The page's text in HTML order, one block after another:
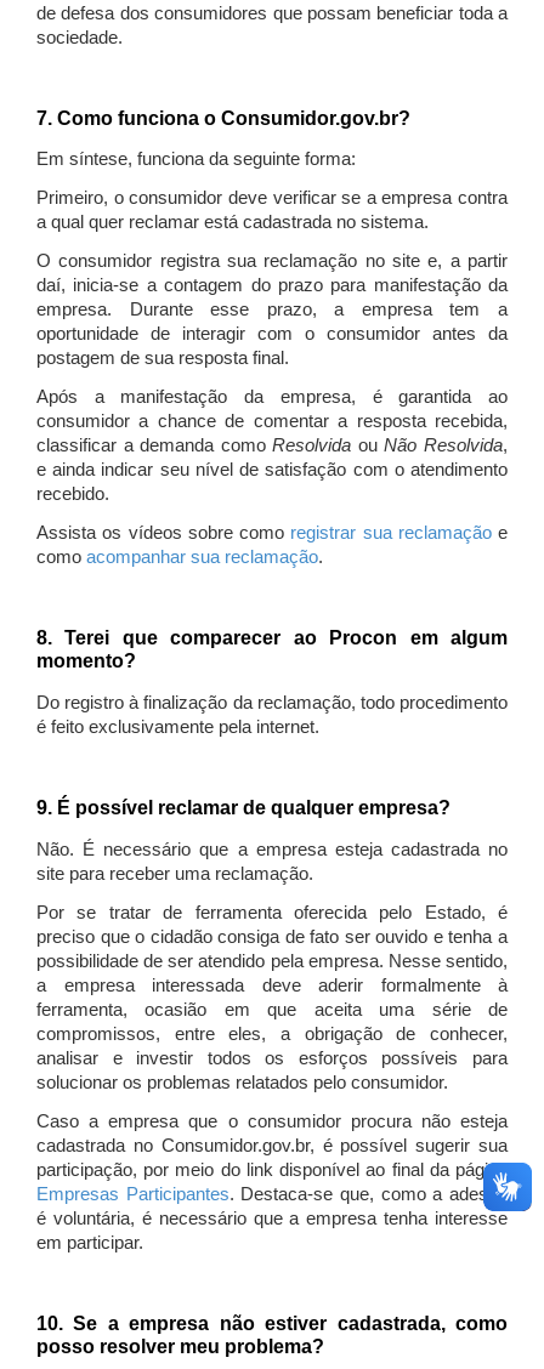
de defesa dos consumidores que possam beneficiar toda a
sociedade.
7. Como funciona o Consumidor.gov.br?
Em síntese, funciona da seguinte forma:
Primeiro, o consumidor deve verificar se a empresa contra
a qual quer reclamar está cadastrada no sistema.
O consumidor registra sua reclamação no site e, a partir
daí, inicia-se a contagem do prazo para manifestação da
empresa. Durante esse prazo, a empresa tem a
oportunidade de interagir com o consumidor antes da
postagem de sua resposta final.
Após a manifestação da empresa, é garantida ao
consumidor a chance de comentar a resposta recebida,
classificar a demanda comoResolvida ouNão Resolvida,
e ainda indicar seu nível de satisfação com o atendimento
recebido.
Assista os vídeos sobre como registrar sua reclamaçãoe
como acompanhar sua reclamação.
8. Terei que comparecer ao Procon em algum
momento?
Do registro à finalização da reclamação, todo procedimento
é feito exclusivamente pela internet.
9. É possível reclamar de qualquer empresa?
Não. É necessário que a empresa esteja cadastrada no
site para receber uma reclamação.
Por se tratar de ferramenta oferecida pelo Estado, é
preciso que o cidadão consiga de fato ser ouvido e tenha a
possibilidade de ser atendido pela empresa. Nesse sentido,
a empresa interessada deve aderir formalmente à
ferramenta, ocasião em que aceita uma série de
compromissos, entre eles, a obrigação de conhecer,
analisar e investir todos os esforços possíveis para
solucionar os problemas relatados pelo consumidor.
Caso a empresa que o consumidor procura não esteja
cadastrada no Consumidor.gov.br, é possível sugerir sua
participação, por meio do link disponível ao final da página
Empresas Participantes. Destaca-se que, como a adesão
é voluntária, é necessário que a empresa tenha interesse
em participar.
10. Se a empresa não estiver cadastrada, como
posso resolver meu problema?